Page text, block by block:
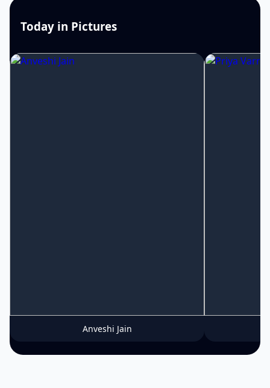
Today in Pictures
Anveshi Jain